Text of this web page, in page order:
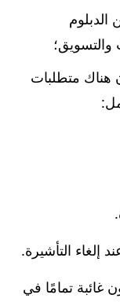
والتسويق؛
هناك متطلبات
إلغاء التأشيرة.
غائبة تمامًا في